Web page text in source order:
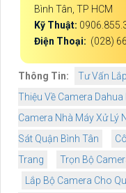
Bình Tân, TP HCM
Kỹ Thuật:
Điện Thoại: (028)
Thông Tin: Tư Vấn
Thiệu Về Camera
Camera Nhà Máy Xử Lý
Sát Quận Bình Tân
Trang
Trọn Bộ
Lắp Bộ Camera Cho